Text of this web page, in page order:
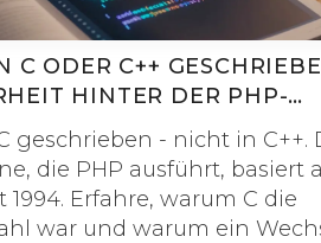
C ODER C++
HINTER DER PHP-
geschrieben - nicht in C++.
die PHP ausführt, basiert
1994. Erfahre, warum C die
war und warum ein